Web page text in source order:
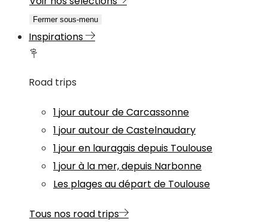
Fermer sous-menu
Inspirations
Road trips
1 jour autour de Carcassonne
1 jour autour de Castelnaudary
1 jour en lauragais depuis Toulouse
1 jour à la mer, depuis Narbonne
Les plages au départ de Toulouse
Tous nos road trips